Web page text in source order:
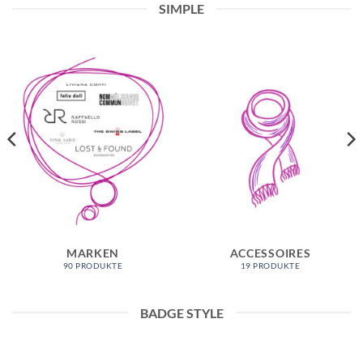
SIMPLE
MARKEN
90 PRODUKTE
ACCESSOIRES
19 PRODUKTE
BADGE STYLE